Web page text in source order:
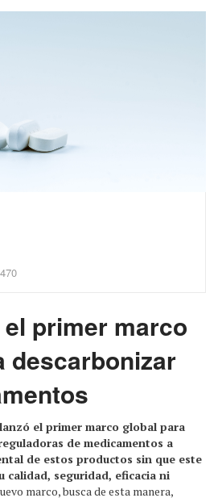
el primer marco
descarbonizar
el primer marco global para
de medicamentos a
de estos productos sin que este
calidad, seguridad, eficacia ni
marco, busca de esta manera,